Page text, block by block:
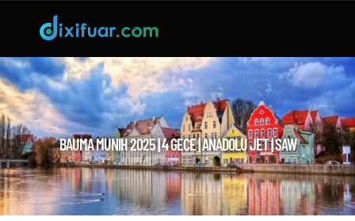
BAUMA MUNIH 2025 | 4 GECE | ANADOLU JET | SAW